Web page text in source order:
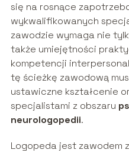
się na rosnące
wykwalifikowanych
zawodzie wymaga nie
także umiejętności
kompetencji
tę ścieżkę zawodową
ustawiczne kształcenie
specjalistami z obszaru
neurologopedii.
Logopeda jest zawodem